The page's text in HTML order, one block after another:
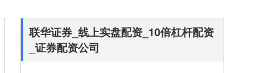
联华证券_线上实盘配资_10倍杠杆配资
_证券配资公司